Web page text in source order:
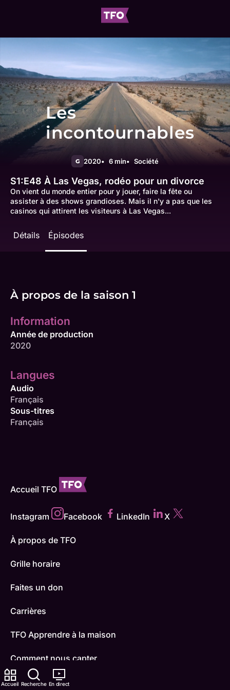
Accueil Recherche En direct
Les
incontournables
G 2020 6 min Société
S1:E48 À Las Vegas, rodéo pour un divorce
On vient du monde entier pour y jouer, faire la fête ou
assister à des shows grandioses. Mais il n'y a pas que les
casinos qui attirent les visiteurs à Las Vegas...
Détails Épisodes
À propos de la saison 1
Information
Année de production
2020
Langues
Audio
Français
Sous-titres
Français
Accueil TFO
Instagram Facebook LinkedIn X
À propos de TFO
Grille horaire
Faites un don
Carrières
TFO Apprendre à la maison
Comment nous capter
Contactez-nous